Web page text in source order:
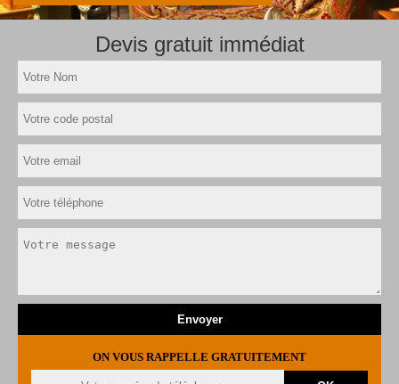
Devis gratuit immédiat
ON VOUS RAPPELLE GRATUITEMENT